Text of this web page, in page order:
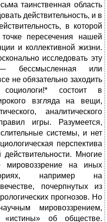
таинственная область
действительность, и в
в которой
пересечения нашей
и коллективной жизни.
исследовать эту
бессмысленная или
не обязательно заходить
состоит в
взгляда на вещи,
аналитического
игры. Разумеется,
системы, и нет
перспектива
Многие
мировоззрение на иных
например на
почерпнутых из
прогнозов. Но
мировоззрением,
об обществе.